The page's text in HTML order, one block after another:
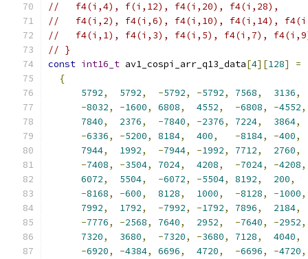
//   f4(i,4), f(i,12), f4(i,20), f4(i,28),
//   f4(i,2), f4(i,6), f4(i,10), f4(i,14),
//   f4(i,1), f4(i,3), f4(i,5), f4(i,7),
// }
const int16_t av1_cospi_arr_q13_data[4][128] =
{
5792, 5792, -5792, -5792, 7568, 3136,
-8032, -1600, 6808, 4552, -6808, -4552,
7840, 2376, -7840, -2376, 7224, 3864,
-6336, -5200, 8184, 400, -8184, -400,
7944, 1992, -7944, -1992, 7712, 2760,
-7408, -3504, 7024, 4208, -7024, -4208,
6072, 5504, -6072, -5504, 8192, 200,
-8168, -600, 8128, 1000, -8128, -1000,
7992, 1792, -7992, -1792, 7896, 2184,
-7776, -2568, 7640, 2952, -7640, -2952,
7320, 3680, -7320, -3680, 7128, 4040,
-6920, -4384, 6696, 4720, -6696, -4720,